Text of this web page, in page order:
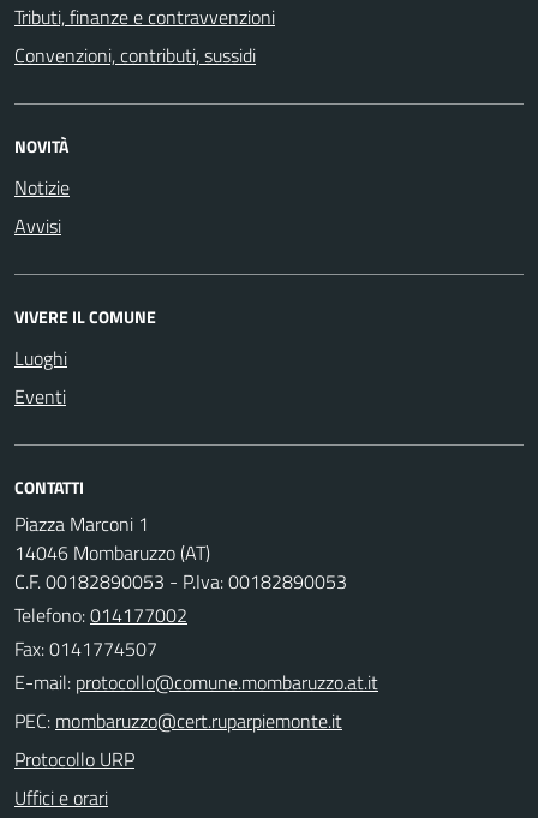
Tributi, finanze e contravvenzioni
Convenzioni, contributi, sussidi
NOVITÀ
Notizie
Avvisi
VIVERE IL COMUNE
Luoghi
Eventi
CONTATTI
Piazza Marconi 1
14046 Mombaruzzo (AT)
C.F. 00182890053 - P.Iva: 00182890053
Telefono:014177002
Fax: 0141774507
E-mail:
PEC:
Protocollo URP
Uffici e orari